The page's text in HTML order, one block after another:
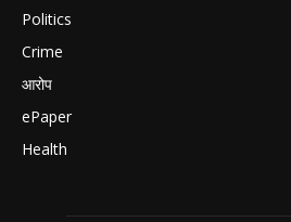
Politics
Crime
आरोप
ePaper
Health